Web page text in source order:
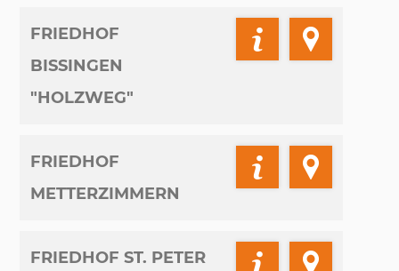
FRIEDHOF
BISSINGEN
"HOLZWEG"
FRIEDHOF
METTERZIMMERN
FRIEDHOF ST. PETER